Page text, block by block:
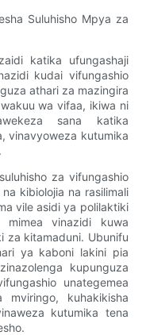
Suluhisho Mpya za
katika ufungashaji
kudai vifungashio
athari za mazingira
wa vifaa, ikiwa ni
sana katika
vinavyoweza kutumika
za vifungashio
kibiolojia na rasilimali
vile asidi ya polilaktiki
vinazidi kuwa
za kitamaduni. Ubunifu
ya kaboni lakini pia
kupunguza
unategemea
kuhakikisha
kutumika tena